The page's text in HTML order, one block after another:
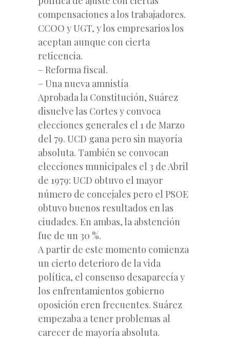
compensaciones a los trabajadores.
CCOO y UGT, y los empresarios los
aceptan aunque con cierta
reticencia.
– Reforma fiscal.
– Una nueva amnistía
Aprobada la Constitución, Suárez
disuelve las Cortes y convoca
elecciones generales el 1 de Marzo
del 79. UCD gana pero sin mayoría
absoluta. También se convocan
elecciones municipales el 3 de Abril
de 1979: UCD obtuvo el mayor
número de concejales pero el PSOE
obtuvo buenos resultados en las
ciudades. En ambas, la abstención
fue de un 30 %.
A partir de este momento comienza
un cierto deterioro de la vida
política, el consenso desaparecía y
los enfrentamientos gobierno
oposición eren frecuentes. Suárez
empezaba a tener problemas al
carecer de mayoría absoluta.